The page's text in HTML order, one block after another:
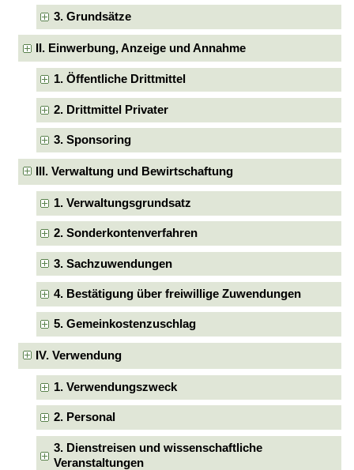
3. Grundsätze
II. Einwerbung, Anzeige und Annahme
1. Öffentliche Drittmittel
2. Drittmittel Privater
3. Sponsoring
III. Verwaltung und Bewirtschaftung
1. Verwaltungsgrundsatz
2. Sonderkontenverfahren
3. Sachzuwendungen
4. Bestätigung über freiwillige Zuwendungen
5. Gemeinkostenzuschlag
IV. Verwendung
1. Verwendungszweck
2. Personal
3. Dienstreisen und wissenschaftliche
Veranstaltungen